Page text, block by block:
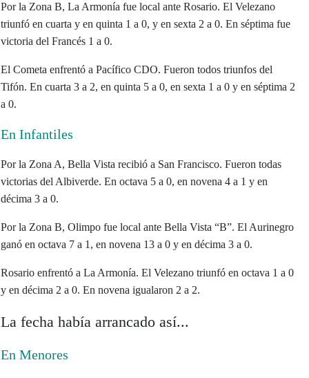
Por la Zona B, La Armonía fue local ante Rosario. El Velezano
triunfó en cuarta y en quinta 1 a 0, y en sexta 2 a 0. En séptima fue
victoria del Francés 1 a 0.
El Cometa enfrentó a Pacífico CDO. Fueron todos triunfos del
Tifón. En cuarta 3 a 2, en quinta 5 a 0, en sexta 1 a 0 y en séptima 2
a 0.
En Infantiles
Por la Zona A, Bella Vista recibió a San Francisco. Fueron todas
victorias del Albiverde. En octava 5 a 0, en novena 4 a 1 y en
décima 3 a 0.
Por la Zona B, Olimpo fue local ante Bella Vista “B”. El Aurinegro
ganó en octava 7 a 1, en novena 13 a 0 y en décima 3 a 0.
Rosario enfrentó a La Armonía. El Velezano triunfó en octava 1 a 0
y en décima 2 a 0. En novena igualaron 2 a 2.
La fecha había arrancado así...
En Menores